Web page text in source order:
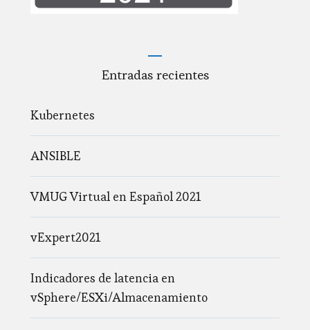
Entradas recientes
Kubernetes
ANSIBLE
VMUG Virtual en Español 2021
vExpert2021
Indicadores de latencia en
vSphere/ESXi/Almacenamiento